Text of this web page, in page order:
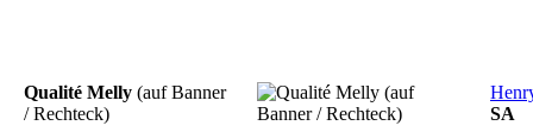
Qualité Melly (auf Banner
/ Rechteck)
SA